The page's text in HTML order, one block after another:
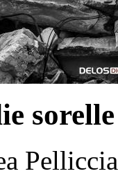
sorelle
Pelliccia